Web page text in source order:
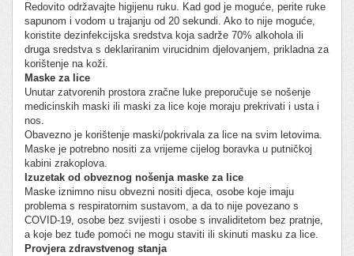
Redovito održavajte higijenu ruku. Kad god je moguće, perite ruke
sapunom i vodom u trajanju od 20 sekundi. Ako to nije moguće,
koristite dezinfekcijska sredstva koja sadrže 70% alkohola ili
druga sredstva s deklariranim virucidnim djelovanjem, prikladna za
korištenje na koži.
Maske za lice
Unutar zatvorenih prostora zračne luke preporučuje se nošenje
medicinskih maski ili maski za lice koje moraju prekrivati i usta i
nos.
Obavezno je korištenje maski/pokrivala za lice na svim letovima.
Maske je potrebno nositi za vrijeme cijelog boravka u putničkoj
kabini zrakoplova.
Izuzetak od obveznog nošenja maske za lice
Maske iznimno nisu obvezni nositi djeca, osobe koje imaju
problema s respiratornim sustavom, a da to nije povezano s
COVID-19, osobe bez svijesti i osobe s invaliditetom bez pratnje,
a koje bez tuđe pomoći ne mogu staviti ili skinuti masku za lice.
Provjera zdravstvenog stanja